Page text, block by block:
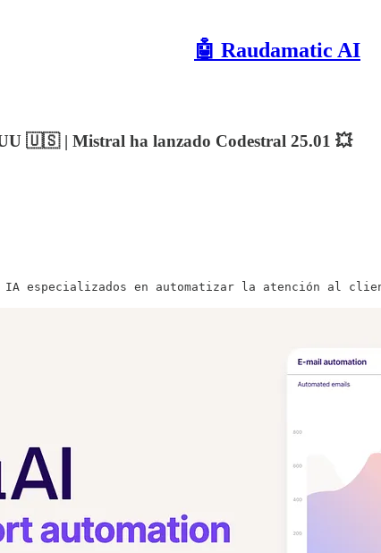
🤖 Raudamatic AI
🇺🇸 | Mistral ha lanzado Codestral 25.01 💥
IA especializados en automatizar la atención al